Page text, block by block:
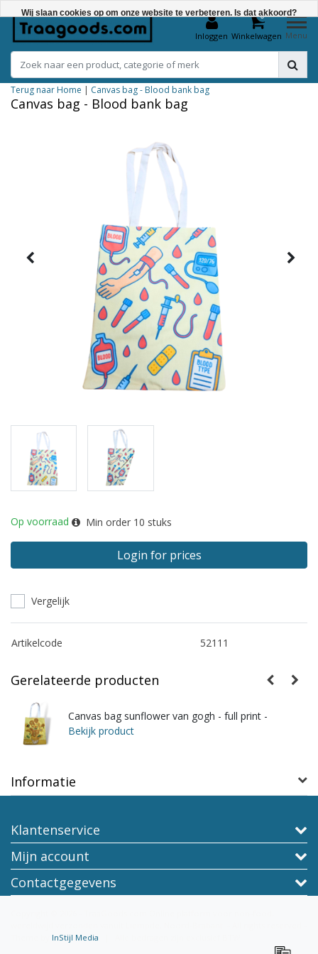
Inloggen
0
Winkelwagen Menu
Terug naar Home | Canvas bag - Blood bank bag
Canvas bag - Blood bank bag
Op voorraad Min order 10 stuks
Login for prices
Vergelijk
Artikelcode 52111
Gerelateerde producten
Canvas bag sunflower van gogh - full print -
Bekijk product
Informatie
Klantenservice
Mijn account
Contactgegevens
InStijl Media
Wij slaan cookies op om onze website te verbeteren. Is dat akkoord?
Nee
Meer over cookies »